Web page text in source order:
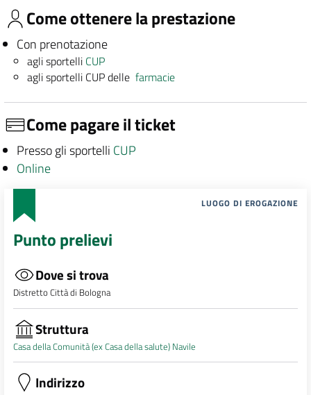
Come ottenere la prestazione
Con prenotazione
agli sportelli CUP
agli sportelli CUP dellefarmacie
Come pagare il ticket
Presso gli sportelli CUP
Online
LUOGO DI EROGAZIONE
Punto prelievi
Dove si trova
Distretto Città di Bologna
Struttura
Casa della Comunità (ex Casa della salute) Navile
Indirizzo